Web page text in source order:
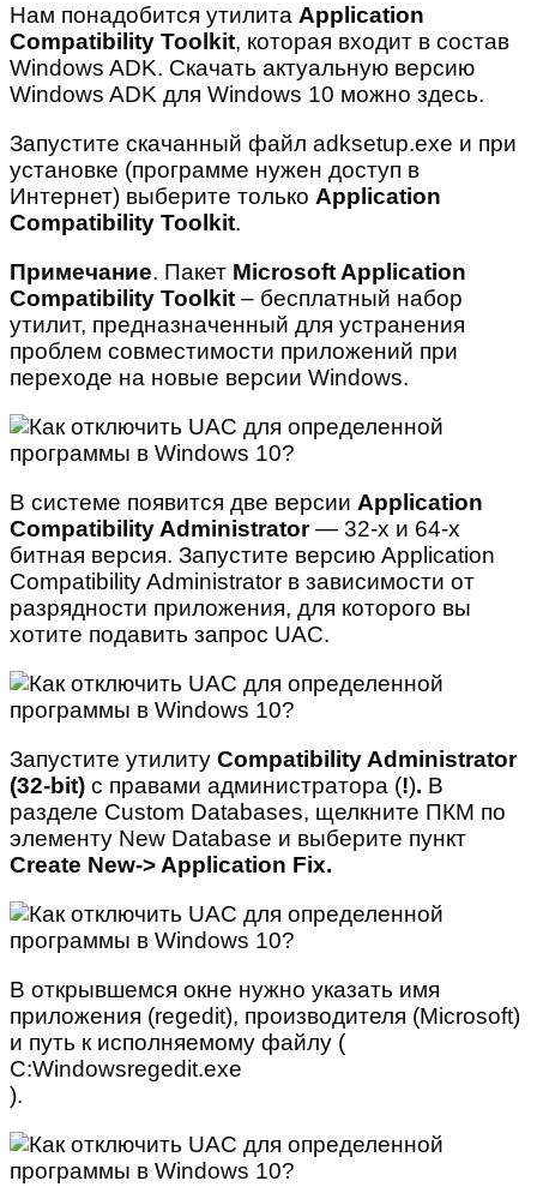
Нам понадобится утилита Application
Compatibility Toolkit, которая входит в состав
Windows ADK. Скачать актуальную версию
Windows ADK для Windows 10 можно здесь.
Запустите скачанный файл adksetup.exe и при
установке (программе нужен доступ в
Интернет) выберите только Application
Compatibility Toolkit.
Примечание. Пакет Microsoft Application
Compatibility Toolkit – бесплатный набор
утилит, предназначенный для устранения
проблем совместимости приложений при
переходе на новые версии Windows.
В системе появится две версии Application
Compatibility Administrator— 32-х и 64-х
битная версия. Запустите версию Application
Compatibility Administrator в зависимости от
разрядности приложения, для которого вы
хотите подавить запрос UAC.
Запустите утилиту Compatibility Administrator
(32-bit) с правами администратора (!). В
разделе Custom Databases, щелкните ПКМ по
элементу New Database и выберите пункт
Create New-> Application Fix.
В открывшемся окне нужно указать имя
приложения (regedit), производителя (Microsoft)
и путь к исполняемому файлу (
C:Windowsregedit.exe
).